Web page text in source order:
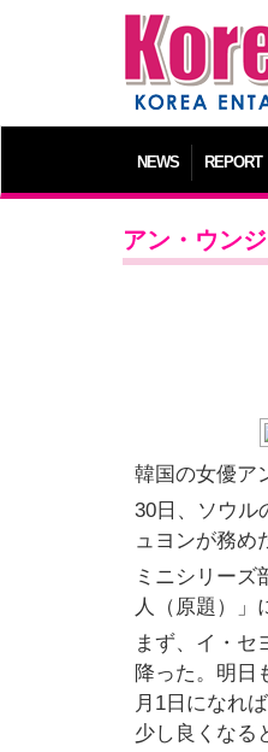
NEWS REPORT
アン・ウン
韓国の女優ア
30日、ソウル
ュヨンが務め
ミニシリーズ
人（原題）」
まず、イ・セ
降った。明日
月1日になれ
少し良くなる